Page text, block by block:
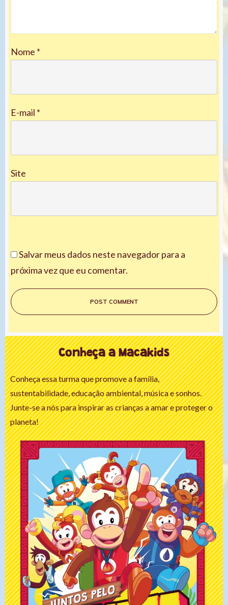
Nome *
E-mail *
Site
Salvar meus dados neste navegador para a
próxima vez que eu comentar.
POST COMMENT
Conheça a Macakids
Conheça essa turma que promove a família,
sustentabilidade, educação ambiental, música e sonhos.
Junte-se a nós para inspirar as crianças a amar e proteger o
planeta!